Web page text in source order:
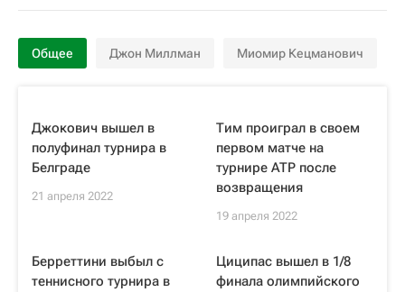
Общее Джон Миллман Миомир Кецманович
Джокович вышел в
полуфинал турнира в
Белграде
21 апреля 2022
Тим проиграл в своем
первом матче на
турнире ATP после
возвращения
19 апреля 2022
Берреттини выбыл с
теннисного турнира в
Циципас вышел в 1/8
финала олимпийского